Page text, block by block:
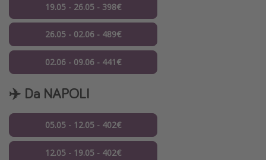
19.05 - 26.05 - 398€
26.05 - 02.06 - 489€
02.06 - 09.06 - 441€
✈️ Da NAPOLI
05.05 - 12.05 - 402€
12.05 - 19.05 - 402€